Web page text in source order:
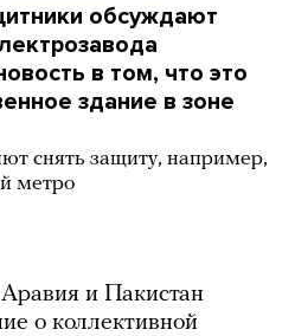
обсуждают
в том, что это
здание в зоне
снять защиту, например,
метро
и Пакистан
о коллективной